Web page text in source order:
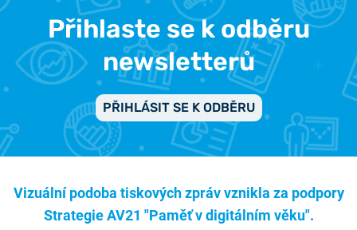
Přihlaste se k odběru
newsletterů
PŘIHLÁSIT SE K ODBĚRU
Vizuální podoba tiskových zpráv vznikla za podpory
Strategie AV21 "Paměť v digitálním věku".